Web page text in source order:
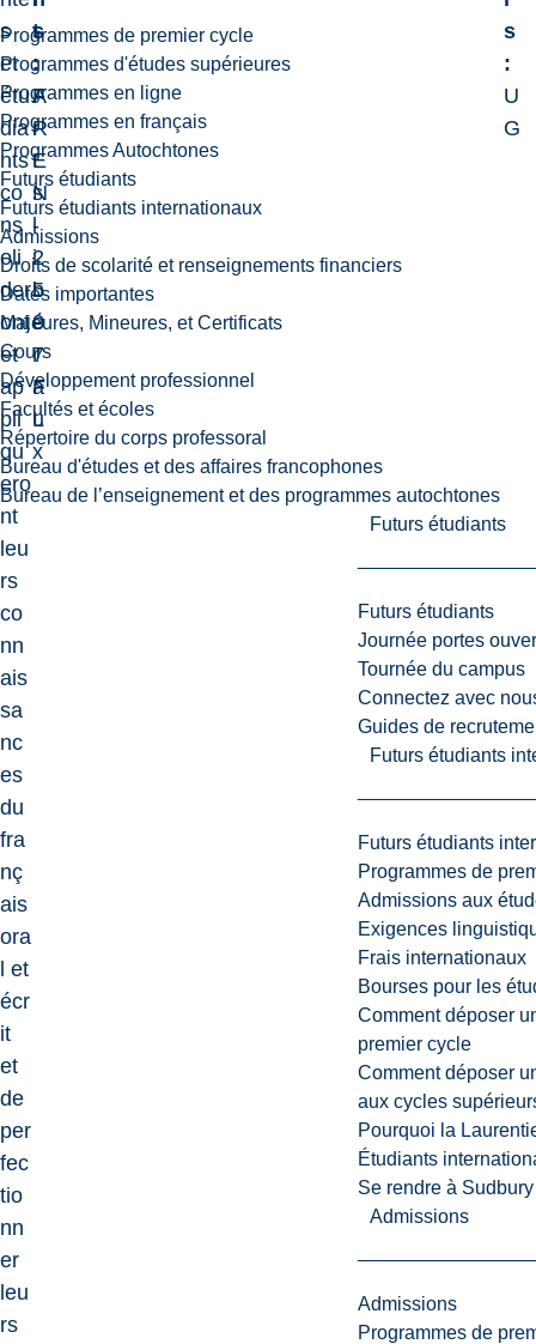
Programmes de premier cycle
Programmes d'études supérieures
Programmes en ligne
Programmes en français
Programmes Autochtones
Futurs étudiants
Futurs étudiants internationaux
Admissions
Droits de scolarité et renseignements financiers
Dates importantes
Majeures, Mineures, et Certificats
Cours
Développement professionnel
Facultés et écoles
Répertoire du corps professoral
Bureau d'études et des affaires francophones
Bureau de l’enseignement et des programmes autochtones
Futurs étudiants
Futurs étudiants
Journée portes
Tournée du campus
Connectez avec
Guides de
Futurs étudiants
Futurs étudiants
Programmes de
Admissions aux
Exigences
Frais internationaux
Bourses pour les
Comment déposer
premier cycle
Comment déposer
aux cycles
Pourquoi la
Étudiants
Se rendre à Sudbury
Admissions
Admissions
Programmes de
s
et
étu
dia
nts
co
ns
oli
der
ont
et
ap
pli
qu
ero
nt
leu
rs
co
nn
ais
sa
nc
es
du
fra
nç
ais
ora
l et
écr
it
et
de
per
fec
tio
nn
er
leu
rs
s
:
F
R
E
N
-
2
5
0
7
F
L
t
:
A
r
t
s
l
i
b
é
r
a
u
x
s
:
U
G